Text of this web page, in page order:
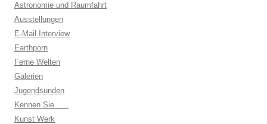
Astronomie und Raumfahrt
Ausstellungen
E-Mail Interview
Earthporn
Ferne Welten
Galerien
Jugendsünden
Kennen Sie . . .
Kunst Werk